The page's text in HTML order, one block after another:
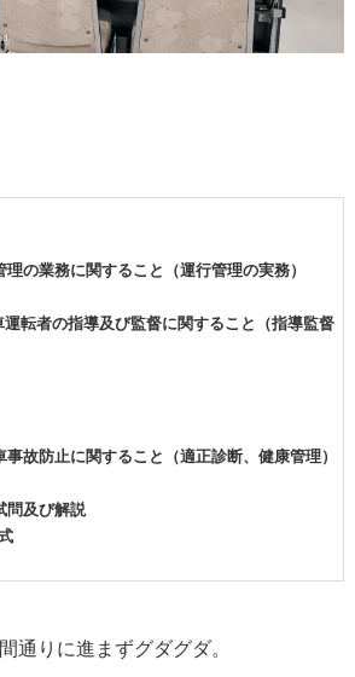
理の業務に関すること（運行管理の実務）
運転者の指導及び監督に関すること（指導監督
事故防止に関すること（適正診断、健康管理）
問及び解説
通りに進まずグダグダ。